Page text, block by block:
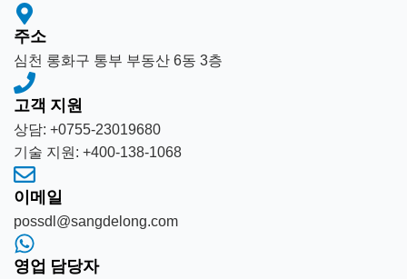
주소
심천 롱화구 통부 부동산 6동 3층
고객 지원
상담: +0755-23019680
기술 지원: +400-138-1068
이메일
possdl@sangdelong.com
영업 담당자